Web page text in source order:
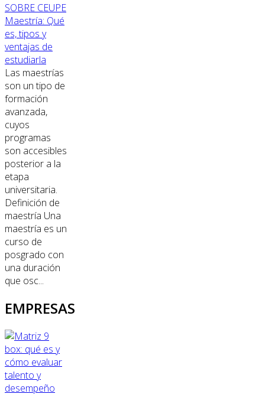
SOBRE CEUPE
Maestría: Qué
es, tipos y
ventajas de
estudiarla
Las maestrías
son un tipo de
formación
avanzada,
cuyos
programas
son accesibles
posterior a la
etapa
universitaria.
Definición de
maestría Una
maestría es un
curso de
posgrado con
una duración
que osc...
EMPRESAS